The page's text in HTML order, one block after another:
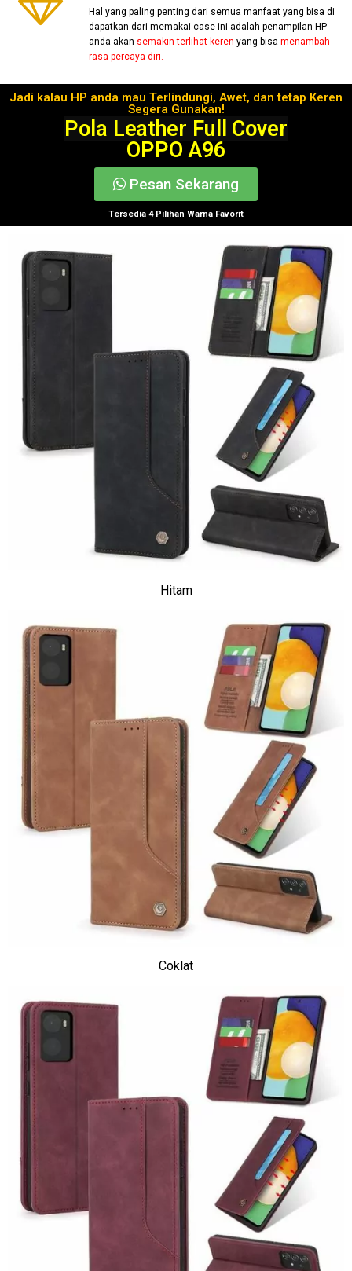
Hal yang paling penting dari semua manfaat yang bisa di
dapatkan dari memakai case ini adalah penampilan HP
anda akan semakin terlihat keren yang bisamenambah
rasa percaya diri.
Jadi kalau HP anda mau Terlindungi, Awet, dan tetap Keren
Segera Gunakan!
Pola Leather Full Cover
OPPO A96
Pesan Sekarang
Tersedia 4 Pilihan Warna Favorit
Hitam
Coklat